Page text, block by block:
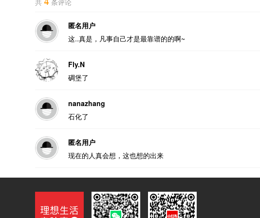
共 条评论
匿名用户
这..真是，凡事自己才是最靠谱的的啊~
Fly.N
碉堡了
nanazhang
石化了
匿名用户
现在的人真会想，这也想的出来